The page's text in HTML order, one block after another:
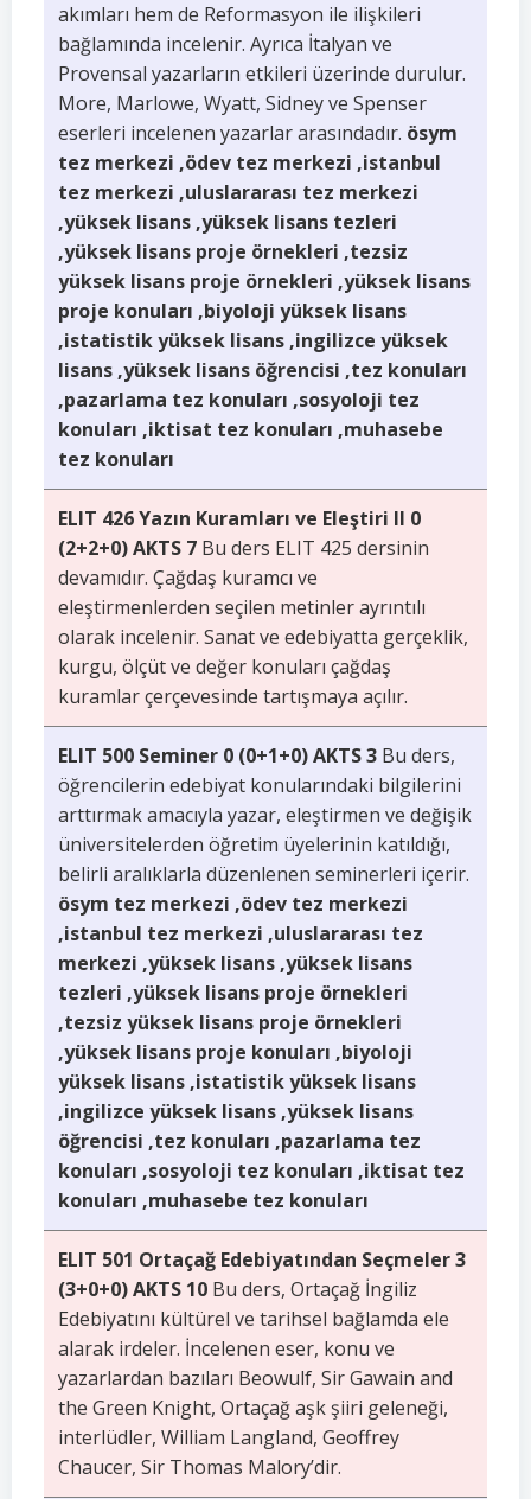
akımları hem de Reformasyon ile ilişkileri
bağlamında incelenir. Ayrıca İtalyan ve
Provensal yazarların etkileri üzerinde durulur.
More, Marlowe, Wyatt, Sidney ve Spenser
eserleri incelenen yazarlar arasındadır. ösym
tez merkezi ,ödev tez merkezi ,istanbul
tez merkezi ,uluslararası tez merkezi
,yüksek lisans ,yüksek lisans tezleri
,yüksek lisans proje örnekleri ,tezsiz
yüksek lisans proje örnekleri ,yüksek lisans
proje konuları ,biyoloji yüksek lisans
,istatistik yüksek lisans ,ingilizce yüksek
lisans ,yüksek lisans öğrencisi ,tez konuları
,pazarlama tez konuları ,sosyoloji tez
konuları ,iktisat tez konuları ,muhasebe
tez konuları
ELIT 426 Yazın Kuramları ve Eleştiri II 0
(2+2+0) AKTS 7 Bu ders ELIT 425 dersinin
devamıdır. Çağdaş kuramcı ve
eleştirmenlerden seçilen metinler ayrıntılı
olarak incelenir. Sanat ve edebiyatta gerçeklik,
kurgu, ölçüt ve değer konuları çağdaş
kuramlar çerçevesinde tartışmaya açılır.
ELIT 500 Seminer 0 (0+1+0) AKTS 3 Bu ders,
öğrencilerin edebiyat konularındaki bilgilerini
arttırmak amacıyla yazar, eleştirmen ve değişik
üniversitelerden öğretim üyelerinin katıldığı,
belirli aralıklarla düzenlenen seminerleri içerir.
ösym tez merkezi ,ödev tez merkezi
,istanbul tez merkezi ,uluslararası tez
merkezi ,yüksek lisans ,yüksek lisans
tezleri ,yüksek lisans proje örnekleri
,tezsiz yüksek lisans proje örnekleri
,yüksek lisans proje konuları ,biyoloji
yüksek lisans ,istatistik yüksek lisans
,ingilizce yüksek lisans ,yüksek lisans
öğrencisi ,tez konuları ,pazarlama tez
konuları ,sosyoloji tez konuları ,iktisat tez
konuları ,muhasebe tez konuları
ELIT 501 Ortaçağ Edebiyatından Seçmeler 3
(3+0+0) AKTS 10 Bu ders, Ortaçağ İngiliz
Edebiyatını kültürel ve tarihsel bağlamda ele
alarak irdeler. İncelenen eser, konu ve
yazarlardan bazıları Beowulf, Sir Gawain and
the Green Knight, Ortaçağ aşk şiiri geleneği,
interlüdler, William Langland, Geoffrey
Chaucer, Sir Thomas Malory’dir.